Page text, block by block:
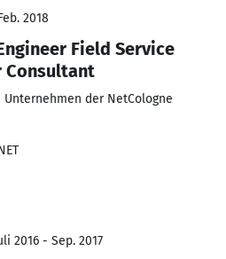
2018
Field Service
Consultant
Unternehmen der NetCologne
2016 - Sep. 2017